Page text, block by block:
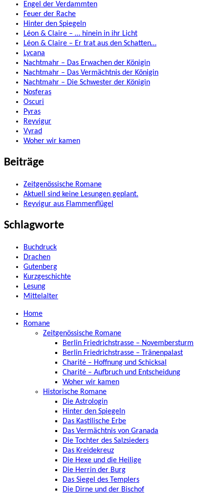
Engel der Verdammten
Feuer der Rache
Hinter den Spiegeln
Léon & Claire – … hinein in ihr Licht
Léon & Claire – Er trat aus den Schatten…
Lycana
Nachtmahr – Das Erwachen der Königin
Nachtmahr – Das Vermächtnis der Königin
Nachtmahr – Die Schwester der Königin
Nosferas
Oscuri
Pyras
Reyvigur
Vyrad
Woher wir kamen
Beiträge
Zeitgenössische Romane
Aktuell sind keine Lesungen geplant.
Reyvigur aus Flammenflügel
Schlagworte
Buchdruck
Drachen
Gutenberg
Kurzgeschichte
Lesung
Mittelalter
Home
Romane
Zeitgenössische Romane
Berlin Friedrichstrasse – Novembersturm
Berlin Friedrichstrasse – Tränenpalast
Charité – Hoffnung und Schicksal
Charité – Aufbruch und Entscheidung
Woher wir kamen
Historische Romane
Die Astrologin
Hinter den Spiegeln
Das Kastilische Erbe
Das Vermächtnis von Granada
Die Tochter des Salzsieders
Das Kreidekreuz
Die Hexe und die Heilige
Die Herrin der Burg
Das Siegel des Templers
Die Dirne und der Bischof